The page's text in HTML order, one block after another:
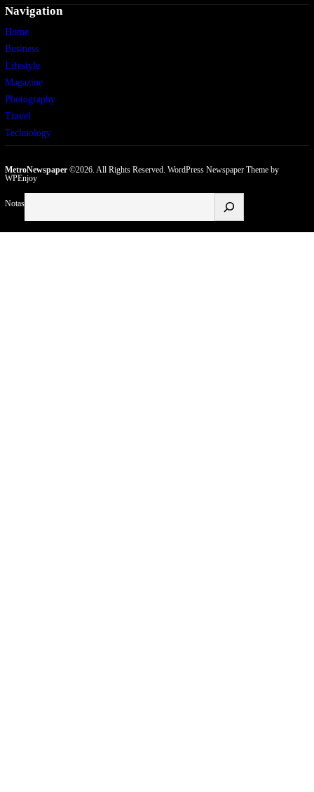
Navigation
Home
Business
Lifestyle
Magazine
Photography
Travel
Technology
MetroNewspaper©2026. All Rights Reserved. WordPress Newspaper Themeby
WPEnjoy
Notas